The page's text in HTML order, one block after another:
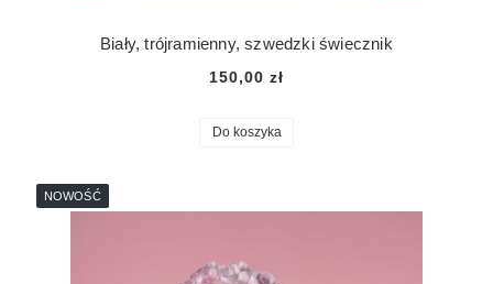
Biały, trójramienny, szwedzki świecznik
150,00 zł
Do koszyka
NOWOŚĆ